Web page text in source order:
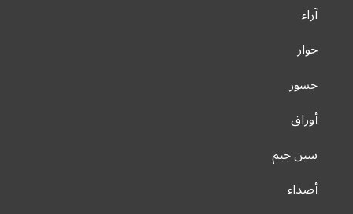
آراء
حوار
جسور
أوراق
سين جيم
أصداء